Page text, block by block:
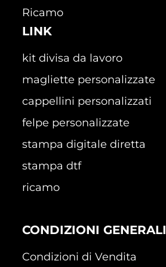
Ricamo
LINK
kit divisa da lavoro
magliette personalizzate
cappellini personalizzati
felpe personalizzate
stampa digitale diretta
stampa dtf
ricamo
CONDIZIONI GENERALI
Condizioni di Vendita